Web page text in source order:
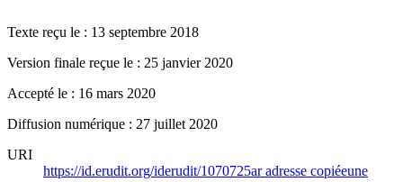
Texte reçu le : 13 septembre 2018
Version finale reçue le : 25 janvier 2020
Accepté le : 16 mars 2020
Diffusion numérique : 27 juillet 2020
URI
https://id.erudit.org/iderudit/1070725aradresse copiéeune